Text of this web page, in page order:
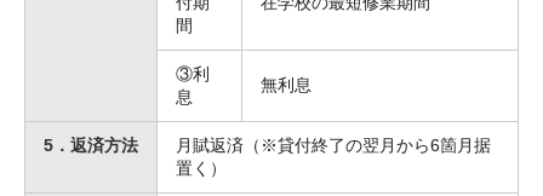
間
③利
息
無利息
5．返済方法
月賦返済（※貸付終了の翌月から6箇月据
置く）